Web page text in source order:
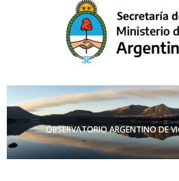
OBSERVATORIO ARGENTINO DE